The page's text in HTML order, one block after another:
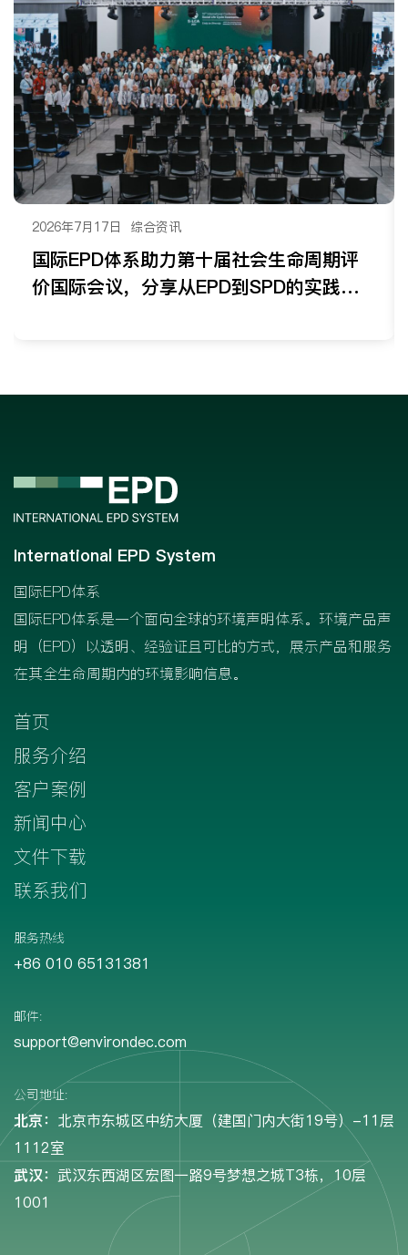
2026年7月17日 综合资讯
国际EPD体系助力第十届社会生命周期评
价国际会议，分享从EPD到SPD的实践路
International EPD System
国际EPD体系
国际EPD体系是一个面向全球的环境声明体系。环境产品声
明（EPD）以透明、经验证且可比的方式，展示产品和服务
在其全生命周期内的环境影响信息。
首页
服务介绍
客户案例
新闻中心
文件下载
联系我们
服务热线
+86 010 65131381
邮件:
support@environdec.com
公司地址:
北京： 北京市东城区中纺大厦（建国门内大街19号）-11层
1112室
武汉： 武汉东西湖区宏图一路9号梦想之城T3栋，10层
1001